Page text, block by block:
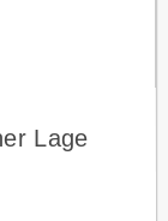
Lage